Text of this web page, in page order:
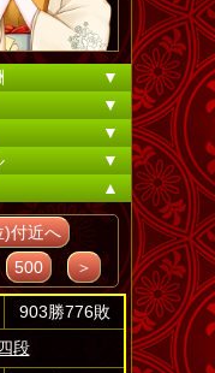
▼
▼
▼
▼
▲
付近へ
500 ＞
903勝776敗
段